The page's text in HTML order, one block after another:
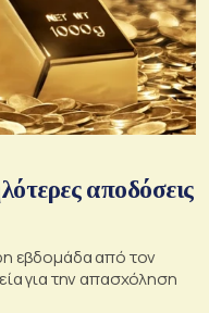
αποδόσεις
εβδομάδα από τον
για την απασχόληση